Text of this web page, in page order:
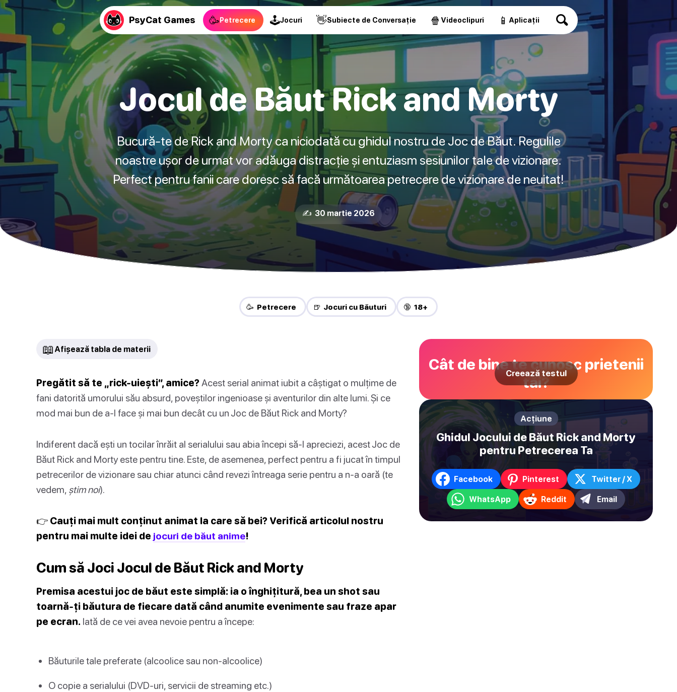
PsyCat Games 🥳Petrecere 🕹Jocuri 👋Subiecte de Conversație 🍿 Videoclipuri 📱 Aplicații
Jocul de Băut Rick and Morty
Bucură-te de Rick and Morty ca niciodată cu ghidul nostru de Joc de Băut. Regulile
noastre ușor de urmat vor adăuga distracție și entuziasm sesiunilor tale de vizionare.
Perfect pentru fanii care doresc să facă următoarea petrecere de vizionare de neuitat!
✍️ 30 martie 2026
🥳 Petrecere 🍺 Jocuri cu Băuturi 🔞 18+
📖 Afișează tabla de materii
Pregătit să te „rick-uiești”, amice?Acest serial animat iubit a câștigat o mulțime de
fani datorită umorului său absurd, poveștilor ingenioase și aventurilor din alte lumi. Și ce
mod mai bun de a-l face și mai bun decât cu un Joc de Băut Rick and Morty?
Indiferent dacă ești un tocilar înrăit al serialului sau abia începi să-l apreciezi, acest Joc de
Băut Rick and Morty este pentru tine. Este, de asemenea, perfect pentru a fi jucat în timpul
petrecerilor de vizionare sau chiar atunci când revezi întreaga serie pentru a n-a oară (te
vedem, știm noi).
👉 Cauți mai mult conținut animat la care să bei? Verifică articolul nostru
pentru mai multe idei de jocuri de băut anime!
Cum să Joci Jocul de Băut Rick and Morty
Premisa acestui joc de băut este simplă: ia o înghițitură, bea un shot sau
toarnă-ți băutura de fiecare dată când anumite evenimente sau fraze apar
pe ecran. Iată de ce vei avea nevoie pentru a începe:
Băuturile tale preferate (alcoolice sau non-alcoolice)
O copie a serialului (DVD-uri, servicii de streaming etc.)
Cât de bine te cunosc prietenii
tăi?
Creează testul
Acțiune
Ghidul Jocului de Băut Rick and Morty
pentru Petrecerea Ta
Facebook Pinterest Twitter / X
WhatsApp Reddit Email